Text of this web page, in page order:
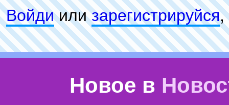
Войдиилизарeгиcтpируйся,
Новое в